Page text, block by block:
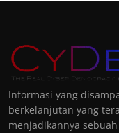
Informasi yang
berkelanjutan yang
menjadikannya